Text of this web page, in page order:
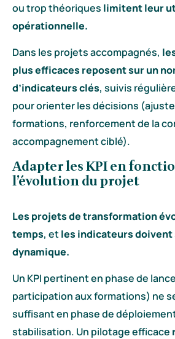
ou trop théoriques limitent leur
opérationnelle.
Dans les projets accompagnés,
plus efficaces reposent sur un
d’indicateurs clés, suivis
pour orienter les décisions
formations, renforcement de la
accompagnement ciblé).
Adapter les KPI en
l’évolution du projet
Les projets de transformation
temps, et les indicateurs
dynamique.
Un KPI pertinent en phase de
participation aux formations) ne
suffisant en phase de
stabilisation. Un pilotage efficace